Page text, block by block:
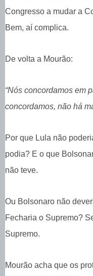
Congresso a mudar a
Bem, aí complica.
De volta a Mourão:
“Nós concordamos em
concordamos, não há
Por que Lula não
podia? E o que
não teve.
Ou Bolsonaro não
Fecharia o Supremo?
Supremo.
Mourão acha que os